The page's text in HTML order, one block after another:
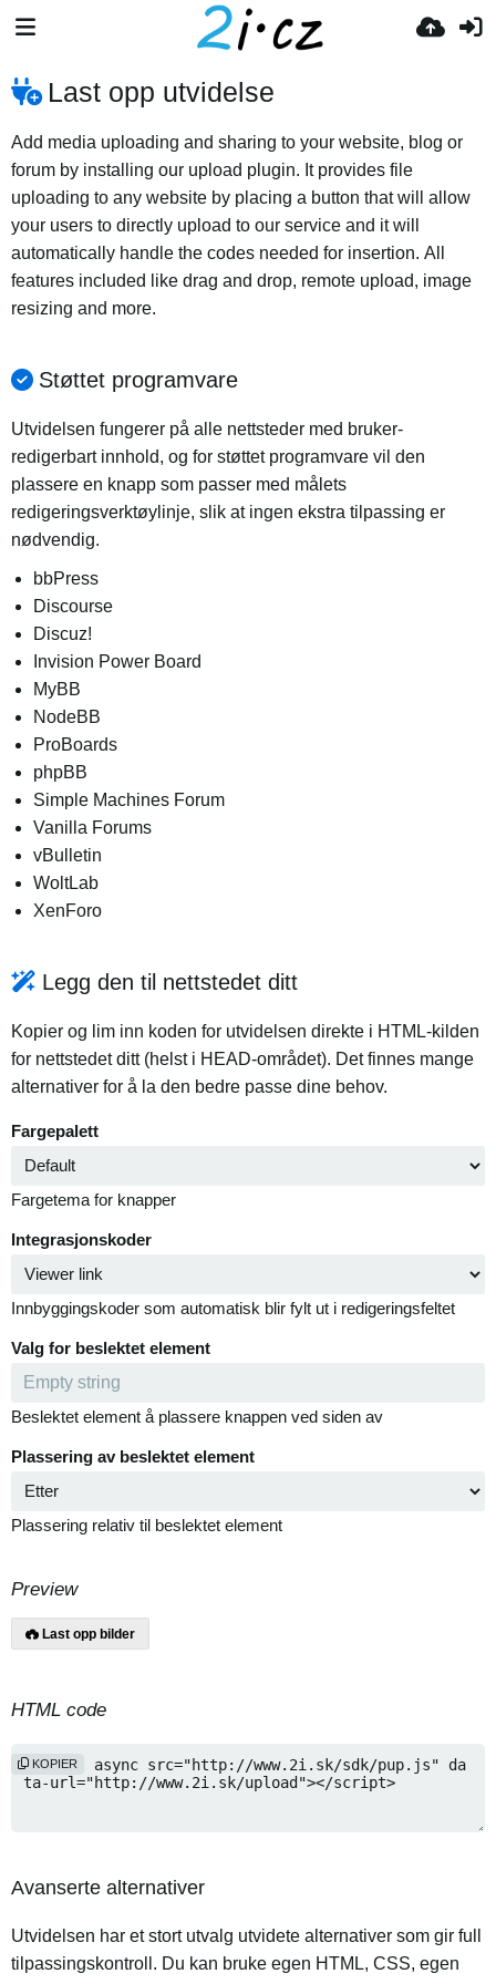
Last opp utvidelse
Add media uploading and sharing to your website, blog or
forum by installing our upload plugin. It provides file
uploading to any website by placing a button that will allow
your users to directly upload to our service and it will
automatically handle the codes needed for insertion. All
features included like drag and drop, remote upload, image
resizing and more.
Støttet programvare
Utvidelsen fungerer på alle nettsteder med bruker-
redigerbart innhold, og for støttet programvare vil den
plassere en knapp som passer med målets
redigeringsverktøylinje, slik at ingen ekstra tilpassing er
nødvendig.
bbPress
Discourse
Discuz!
Invision Power Board
MyBB
NodeBB
ProBoards
phpBB
Simple Machines Forum
Vanilla Forums
vBulletin
WoltLab
XenForo
Legg den til nettstedet ditt
Kopier og lim inn koden for utvidelsen direkte i HTML-kilden
for nettstedet ditt (helst i HEAD-området). Det finnes mange
alternativer for å la den bedre passe dine behov.
Fargepalett
Fargetema for knapper
Integrasjonskoder
Innbyggingskoder som automatisk blir fylt ut i redigeringsfeltet
Valg for beslektet element
Beslektet element å plassere knappen ved siden av
Plassering av beslektet element
Plassering relativ til beslektet element
Preview
Last opp bilder
HTML code
KOPIER
Avanserte alternativer
Utvidelsen har et stort utvalg utvidete alternativer som gir full
tilpassingskontroll. Du kan bruke egen HTML, CSS, egen